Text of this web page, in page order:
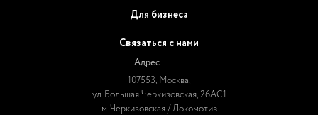
Для бизнеса
Связаться с нами
Адрес
107553, Москва,
ул. Большая Черкизовская, 26АС1
м. Черкизовская / Локомотив